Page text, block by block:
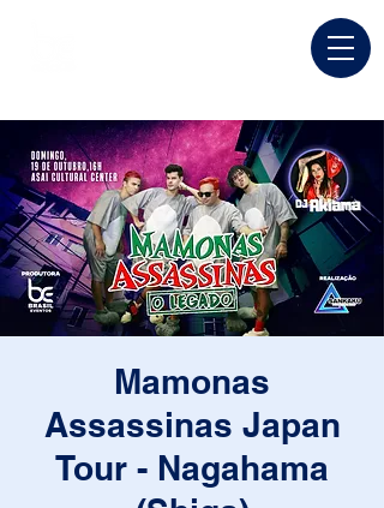
Mamonas
Assassinas Japan
Tour - Nagahama